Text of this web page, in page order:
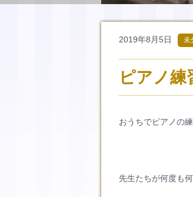
2019年8月5日 未
ピアノ練
おうちでピアノの
先生たちが何度も